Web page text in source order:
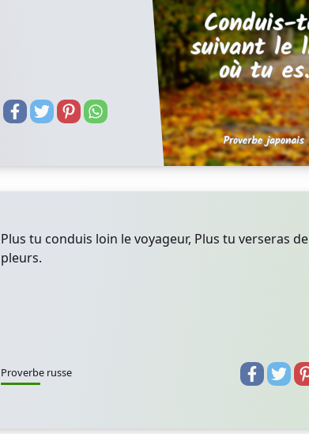
Plus tu conduis loin le voyageur, Plus tu verseras de
pleurs.
Proverbe russe